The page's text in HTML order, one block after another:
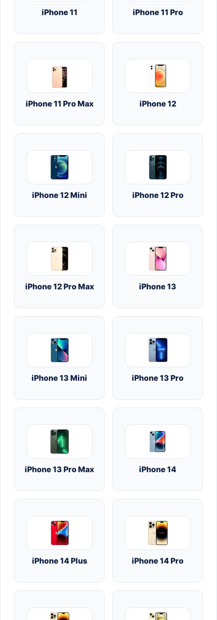
iPhone 11 iPhone 11 Pro
iPhone 11 Pro Max iPhone 12
iPhone 12 Mini iPhone 12 Pro
iPhone 12 Pro Max iPhone 13
iPhone 13 Mini iPhone 13 Pro
iPhone 13 Pro Max iPhone 14
iPhone 14 Plus iPhone 14 Pro